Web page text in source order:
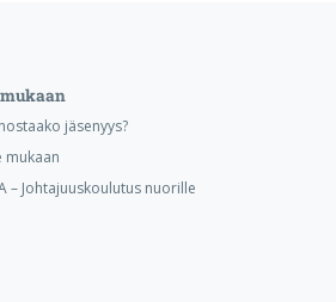
jäsenyys?
mukaan
– Johtajuuskoulutus nuorille